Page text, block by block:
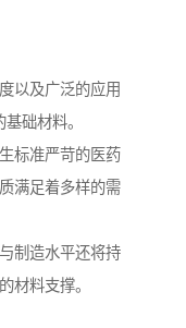
以及广泛的应用
础材料。
标准严苛的医药
满足着多样的需
制造水平还将持
材料支撑。